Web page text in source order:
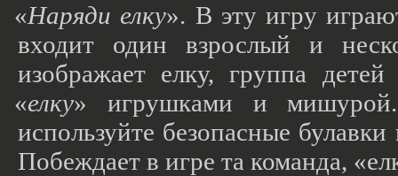
«Наряди елку». В эту игру
входит один взрослый и
изображает елку, группа
«елку» игрушками и
используйте безопасные
Побеждает в игре та команда,